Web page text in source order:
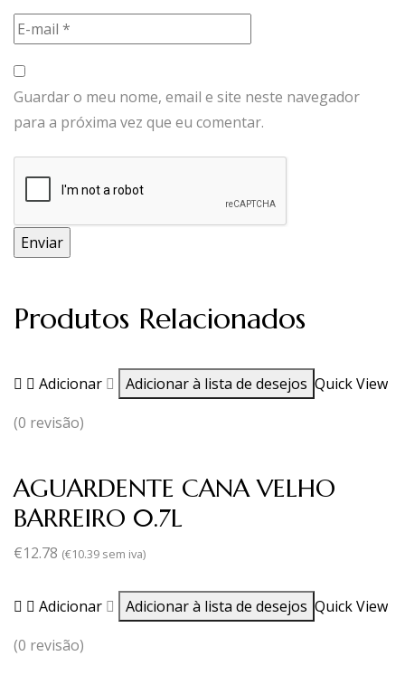
Guardar o meu nome, email e site neste navegador
para a próxima vez que eu comentar.
Produtos Relacionados
Adicionar Adicionar à lista de desejos Quick View
(0 revisão)
AGUARDENTE CANA VELHO
BARREIRO 0.7L
€12.78 (€10.39 sem iva)
Adicionar Adicionar à lista de desejos Quick View
(0 revisão)